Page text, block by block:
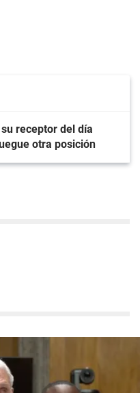
receptor del día
otra posición